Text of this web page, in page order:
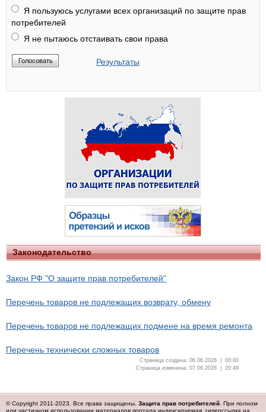
Я пользуюсь услугами всех организаций по защите прав
потребителей
Я не пытаюсь отстаивать свои права
Результаты
Законодательство
Закон РФ "О защите прав потребителей"
Перечень товаров не подлежащих возврату, обмену
Перечень товаров не подлежащих подмене на время ремонта
Перечень технически сложных товаров
Страница создана: 06.06.2026 | 00:00
Страница изменена: 07.06.2026 | 20:49
© Copyright 2011-2023. Все права защищены. Защита прав потребителей . При полном
или частичном использовании материалов портала индексируемая гиперссылка на